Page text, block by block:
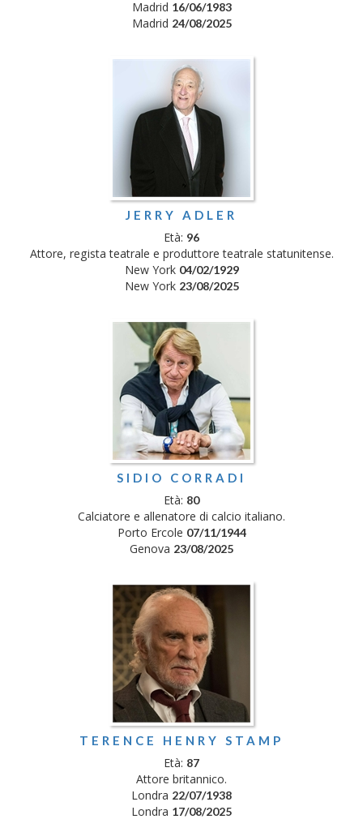
Madrid 16/06/1983
Madrid 24/08/2025
JERRY ADLER
Età: 96
Attore, regista teatrale e produttore teatrale statunitense.
New York 04/02/1929
New York 23/08/2025
SIDIO CORRADI
Età: 80
Calciatore e allenatore di calcio italiano.
Porto Ercole 07/11/1944
Genova 23/08/2025
TERENCE HENRY STAMP
Età: 87
Attore britannico.
Londra 22/07/1938
Londra 17/08/2025